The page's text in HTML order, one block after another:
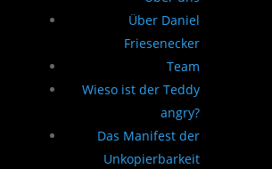
Über Daniel
Friesenecker
Team
Wieso ist der Teddy
angry?
Das Manifest der
Unkopierbarkeit